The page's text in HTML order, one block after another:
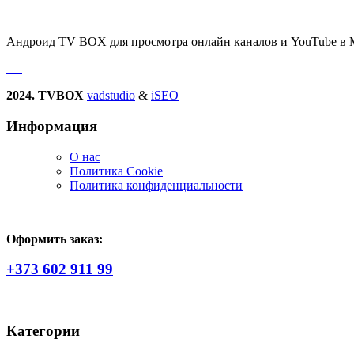
Андроид TV BOX для просмотра онлайн каналов и YouTube в
2024. TVBOX vadstudio & iSEO
Информация
О нас
Политика Сookie
Политика конфиденциальности
Оформить заказ:
+373 602 911 99
Категории